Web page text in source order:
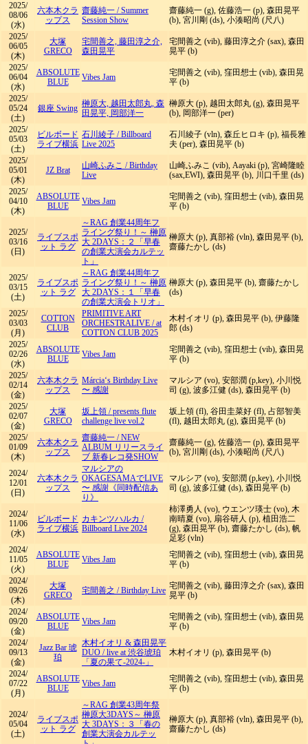
2025/
08/06
(水)
六本木クラ
ップス
齋藤純一 /Summer
Session Show
齋藤純一 (g), 佐藤浩一 (p), 森田晃平
(b), 宮川剛 (ds), 小湊昭尚 (尺八)
2025/
06/05
(木)
大塚
GRECO
宅間善之, 藤田淳之介,
森田晃平
宅間善之 (vib), 藤田淳之介 (sax), 森田
晃平 (b)
2025/
06/04
(水)
ABSOLUTE
BLUE
Vibes Jam
宅間善之 (vib), 窪田想士 (vib), 森田晃
平 (b)
2025/
05/24
(土)
銀座 Swing 榊原大, 越田太郎丸, 森
田晃平, 岡部洋一
榊原大 (p), 越田太郎丸 (g), 森田晃平
(b), 岡部洋一 (per)
2025/
05/03
(土)
ビルボード
ライブ横浜
石川綾子 /Billboard
Live 2025
石川綾子 (vln), 森丘ヒロキ (p), 福長雅
夫 (per), 森田晃平 (b)
2025/
05/01
(木)
JZ Brat 山崎ふみこ /Birthday
Live
山崎ふみこ (vib), Aayaki (p), 宮崎隆睦
(sax,EWI), 森田晃平 (b), 川口千里 (ds)
2025/
04/10
(木)
ABSOLUTE
BLUE
Vibes Jam
宅間善之 (vib), 窪田想士 (vib), 森田晃
平 (b)
2025/
03/16
(日)
ライブスポ
ット ラグ
～RAG 創業44周年フ
ライング祭り！～ 榊原
大 2DAYS：２「早春
の創業大演会カルテッ
ト」
榊原大 (p), 真部裕 (vln), 森田晃平 (b),
齋藤たかし (ds)
2025/
03/15
(土)
ライブスポ
ット ラグ
～RAG 創業44周年フ
ライング祭り！～ 榊原
大 2DAYS：１「早春
の創業大演会トリオ」
榊原大 (p), 森田晃平 (b), 齋藤たかし
(ds)
2025/
03/03
(月)
COTTON
CLUB
PRIMITIVE ART
ORCHESTRALIVE /at
COTTON CLUB 2025
木村イオリ (p), 森田晃平 (b), 伊藤隆
郎 (ds)
2025/
02/26
(水)
ABSOLUTE
BLUE
Vibes Jam
宅間善之 (vib), 窪田想士 (vib), 森田晃
平 (b)
2025/
02/14
(金)
六本木クラ
ップス
Márcia‘s Birthday Live
〜 感謝
マルシア (vo), 安部潤 (p,key), 小川悦
司 (g), 波多江健 (ds), 森田晃平 (b)
2025/
02/07
(金)
大塚
GRECO
坂上領 /presents flute
challenge live vol.2
坂上領 (fl), 谷田圭菜好 (fl), 占部智美
(fl), 越田太郎丸 (g), 森田晃平 (b)
2025/
01/09
(木)
六本木クラ
ップス
齋藤純一 /NEW
ALBUM リリースライ
ブ 新春レコ発SHOW
齋藤純一 (g), 佐藤浩一 (p), 森田晃平
(b), 宮川剛 (ds), 小湊昭尚 (尺八)
2024/
12/01
(日)
六本木クラ
ップス
マルシアの
OKAGESAMAでLIVE
〜 感謝《同時配信あ
り》
マルシア (vo), 安部潤 (p,key), 小川悦
司 (g), 波多江健 (ds), 森田晃平 (b)
2024/
11/06
(水)
ビルボード
ライブ横浜
カキンツハルカ /
Billboard Live 2024
柿澤勇人 (vo), ウエンツ瑛士 (vo), 木
南晴夏 (vo), 扇谷研人 (p), 植田浩二
(g), 森田晃平 (b), 齋藤たかし (ds), 帆
足彩 (vln)
2024/
11/05
(火)
ABSOLUTE
BLUE
Vibes Jam
宅間善之 (vib), 窪田想士 (vib), 森田晃
平 (b)
2024/
09/26
(木)
大塚
GRECO
宅間善之 /Birthday Live 宅間善之 (vib), 藤田淳之介 (sax), 森田
晃平 (b)
2024/
09/20
(金)
ABSOLUTE
BLUE
Vibes Jam
宅間善之 (vib), 窪田想士 (vib), 森田晃
平 (b)
2024/
09/13
(金)
Jazz Bar 琥
珀
木村イオリ & 森田晃平
DUO /live at 渋谷琥珀
「夏の果て-2024-」
木村イオリ (p), 森田晃平 (b)
2024/
07/22
(月)
ABSOLUTE
BLUE
Vibes Jam
宅間善之 (vib), 窪田想士 (vib), 森田晃
平 (b)
2024/
05/04
(土)
ライブスポ
ット ラグ
～RAG 創業43周年祭
榊原大3DAYS～ 榊原
大 3DAYS：３「春の
創業大演会カルテッ
榊原大 (p), 真部裕 (vln), 森田晃平 (b),
齋藤たかし (ds)